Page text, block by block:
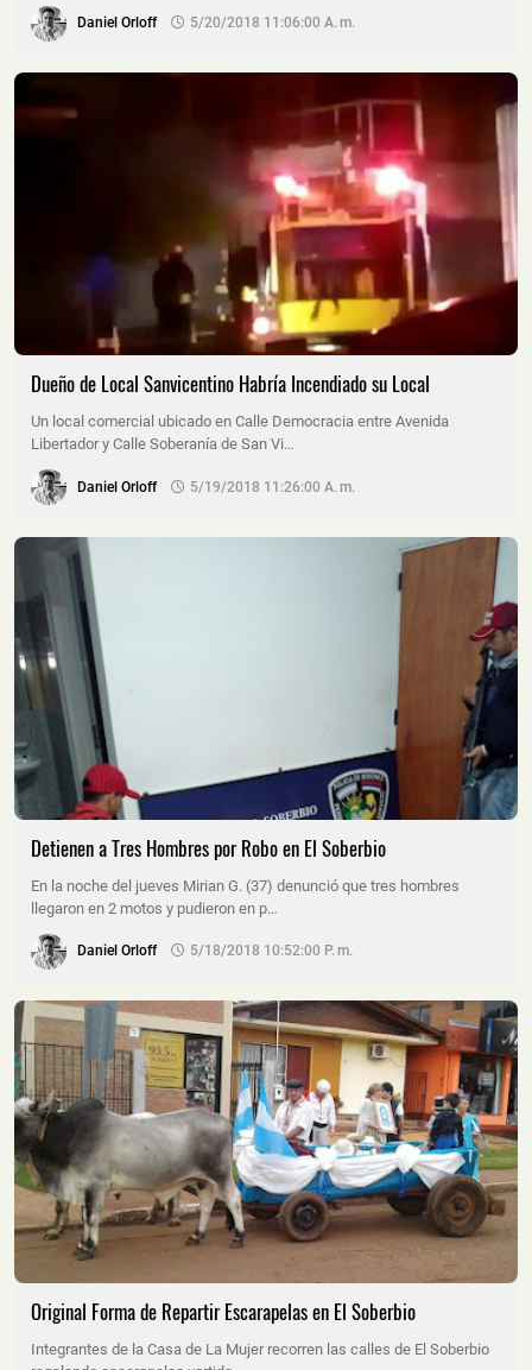
Daniel Orloff 5/20/2018 11:06:00 A. M.
Dueño de Local Sanvicentino Habría Incendiado su Local
Un local comercial ubicado en Calle Democracia entre Avenida
Libertador y Calle Soberanía de San Vi…
Daniel Orloff 5/19/2018 11:26:00 A. M.
Detienen a Tres Hombres por Robo en El Soberbio
En la noche del jueves Mirian G. (37) denunció que tres hombres
llegaron en 2 motos y pudieron en p…
Daniel Orloff 5/18/2018 10:52:00 P. M.
Original Forma de Repartir Escarapelas en El Soberbio
Integrantes de la Casa de La Mujer recorren las calles de El Soberbio